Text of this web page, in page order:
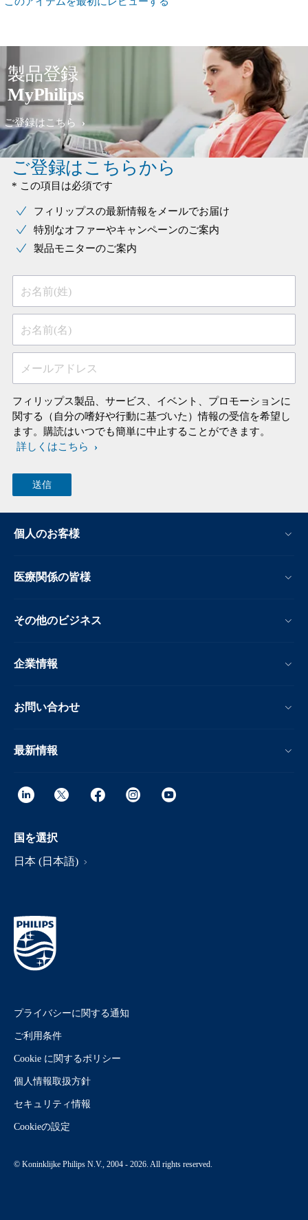
製品登録
MyPhilips
ご登録はこちら
ご登録はこちらから
* この項目は必須です
フィリップスの最新情報をメールでお届け
特別なオファーやキャンペーンのご案内
製品モニターのご案内
お名前(姓)
お名前(名)
メールアドレス
フィリップス製品、サービス、イベント、プロモーションに
関する（自分の嗜好や行動に基づいた）情報の受信を希望し
ます。購読はいつでも簡単に中止することができます。
詳しくはこちら
個人のお客様
医療関係の皆様
その他のビジネス
企業情報
お問い合わせ
最新情報
国を選択
日本 (日本語)
プライバシーに関する通知
ご利用条件
Cookie に関するポリシー
個人情報取扱方針
セキュリティ情報
Cookieの設定
© Koninklijke Philips N.V., 2004 - 2026. All rights reserved.